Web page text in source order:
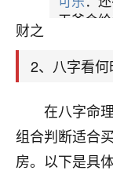
若命局中有财
财之
2、八字看何
在八字命
组合判断适合
房。以下是具
天爷会
平安是福
卦，认
17分钟前 来
心若莲花
我是做餐